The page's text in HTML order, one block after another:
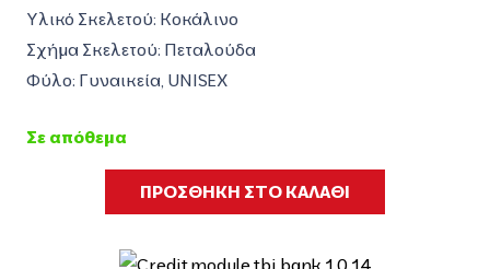
Υλικό Σκελετού: Κοκάλινο
Σχήμα Σκελετού: Πεταλούδα
Φύλο: Γυναικεία, UNISEX
Σε απόθεμα
ΠΡΟΣΘΗΚΗ ΣΤΟ ΚΑΛΑΘΙ